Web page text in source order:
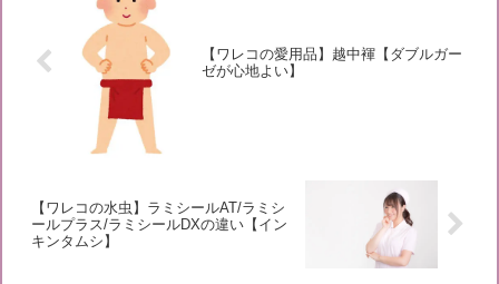
【ワレコの愛用品】越中褌【ダブルガー
ゼが心地よい】
【ワレコの水虫】ラミシールAT/ラミシ
ールプラス/ラミシールDXの違い【イン
キンタムシ】